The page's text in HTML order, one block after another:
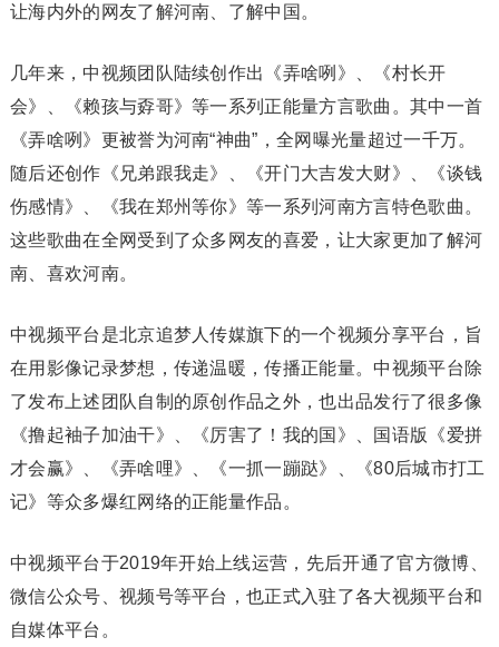
让海内外的网友了解河南、了解中国。
几年来，中视频团队陆续创作出《弄啥咧》、《村长开
会》、《赖孩与孬哥》等一系列正能量方言歌曲。其中一首
《弄啥咧》更被誉为河南“神曲”，全网曝光量超过一千万。
随后还创作《兄弟跟我走》、《开门大吉发大财》、《谈钱
伤感情》、《我在郑州等你》等一系列河南方言特色歌曲。
这些歌曲在全网受到了众多网友的喜爱，让大家更加了解河
南、喜欢河南。
中视频平台是北京追梦人传媒旗下的一个视频分享平台，旨
在用影像记录梦想，传递温暖，传播正能量。中视频平台除
了发布上述团队自制的原创作品之外，也出品发行了很多像
《撸起袖子加油干》、《厉害了！我的国》、国语版《爱拼
才会赢》、《弄啥哩》、《一抓一蹦跶》、《80后城市打工
记》等众多爆红网络的正能量作品。
中视频平台于2019年开始上线运营，先后开通了官方微博、
微信公众号、视频号等平台，也正式入驻了各大视频平台和
自媒体平台。